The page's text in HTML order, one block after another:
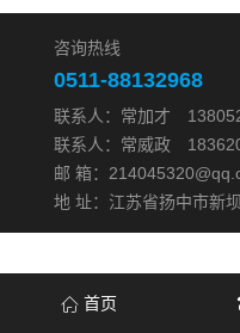
咨询热线
0511-88132968
联系人：常加才
联系人：常威政
邮 箱：
地 址：江苏省扬中市新
首页